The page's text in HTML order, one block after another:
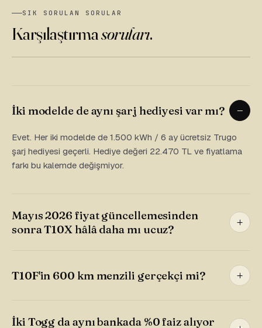
SIK SORULAN SORULAR
Karşılaştırmasoruları.
İki modelde de aynı şarj hediyesi var mı?
Evet. Her iki modelde de 1.500 kWh / 6 ay ücretsiz Trugo
şarj hediyesi geçerli. Hediye değeri 22.470 TL ve fiyatlama
farkı bu kalemde değişmiyor.
Mayıs 2026 fiyat güncellemesinden
sonra T10X hâlâ daha mı ucuz?
T10F'in 600 km menzili gerçekçi mi?
İki Togg da aynı bankada %0 faiz alıyor